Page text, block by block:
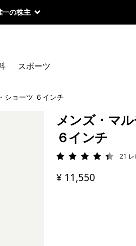
一の株主
スポーツ
ショーツ ６インチ
メンズ・マ
６インチ
評価: 4.4 / 5
21
¥ 11,550